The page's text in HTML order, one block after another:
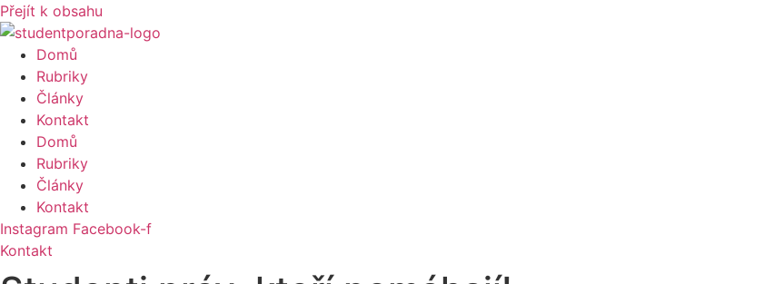
Přejít k obsahu
Domů
Rubriky
Články
Kontakt
Domů
Rubriky
Články
Kontakt
Instagram Facebook-f
Kontakt